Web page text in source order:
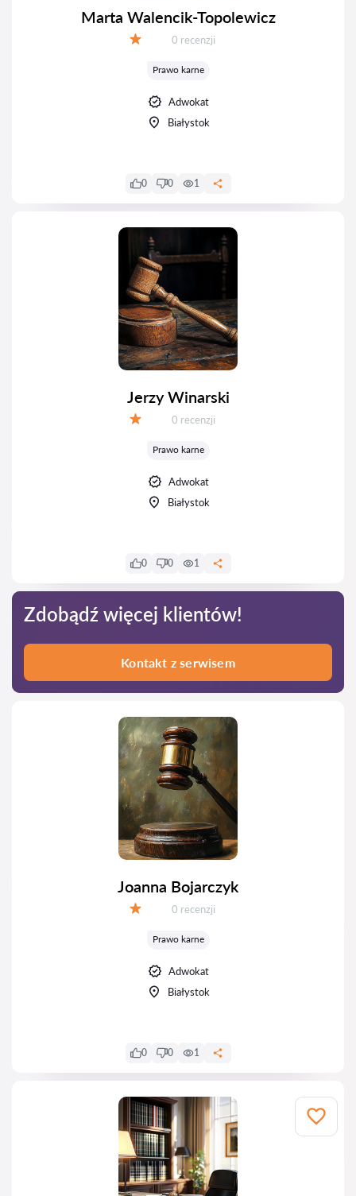
Marta Walencik-Topolewicz
Recenzji:
0 recenzji
Prawo karne
Adwokat
Białystok
0 0 1
Jerzy Winarski
Recenzji:
0 recenzji
Prawo karne
Adwokat
Białystok
0 0 1
Zdobądź więcej klientów!
Kontakt z serwisem
Joanna Bojarczyk
Recenzji:
0 recenzji
Prawo karne
Adwokat
Białystok
0 0 1